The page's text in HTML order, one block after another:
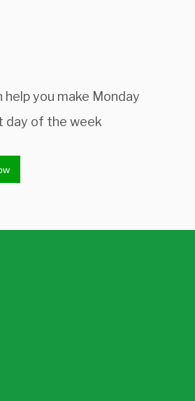
help you make Monday
day of the week